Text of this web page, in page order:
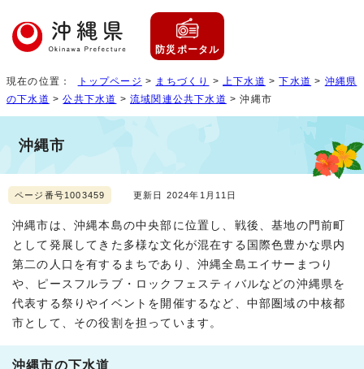
防災ポータル
現在の位置： トップページ > まちづくり >上下水道 >下水道 > 沖縄県
の下水道 >公共下水道 >流域関連公共下水道 > 沖縄市
沖縄市
ページ番号1003459 更新日 2024年1月11日
沖縄市は、沖縄本島の中央部に位置し、戦後、基地の門前町
として発展してきた多様な文化が混在する国際色豊かな県内
第二の人口を有するまちであり、沖縄全島エイサーまつり
や、ピースフルラブ・ロックフェスティバルなどの沖縄県を
代表する祭りやイベントを開催するなど、中部圏域の中核都
市として、その役割を担っています。
沖縄市の下水道